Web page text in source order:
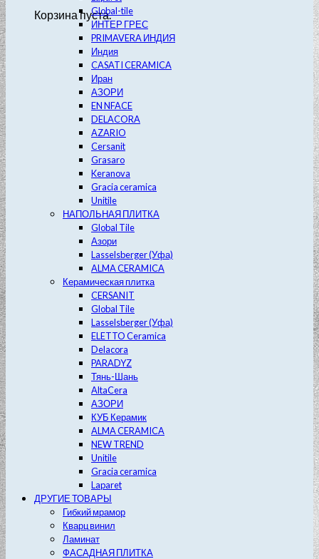
Корзина пуста.Global-tile
ИНТЕР ГРЕС
PRIMAVERA ИНДИЯ
Индия
CASATI CERAMICA
Иран
АЗОРИ
EN NFACE
DELACORA
AZARIO
Cersanit
Grasaro
Keranova
Gracia ceramica
Unitile
НАПОЛЬНАЯ ПЛИТКА
Global Tile
Азори
Lasselsberger (Уфа)
ALMA CERAMICA
Керамическая плитка
CERSANIT
Global Tile
Lasselsberger (Уфа)
ELETTO Ceramica
Delacora
PARADYZ
Тянь-Шань
AltaCera
АЗОРИ
КУБ Керамик
ALMA CERAMICA
NEW TREND
Unitile
Gracia ceramica
Laparet
ДРУГИЕ ТОВАРЫ
Гибкий мрамор
Кварц винил
Ламинат
ФАСАДНАЯ ПЛИТКА